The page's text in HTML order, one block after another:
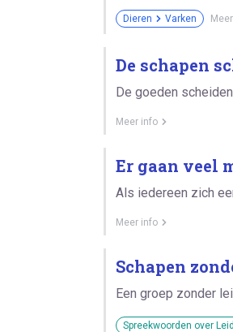
Dieren Varken
De schapen
De goeden
Meer info
Er gaan veel
Als iedereen zich
Meer info
Schapen
Een groep zonder
Spreekwoorden over